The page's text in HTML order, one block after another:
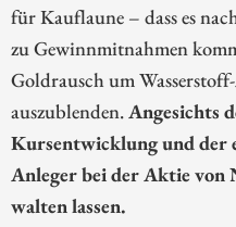
für Kauflaune – dass es
zu Gewinnmitnahmen
Goldrausch um
auszublenden.Angesichts
Kursentwicklung und der
Anleger bei der Aktie
walten lassen.